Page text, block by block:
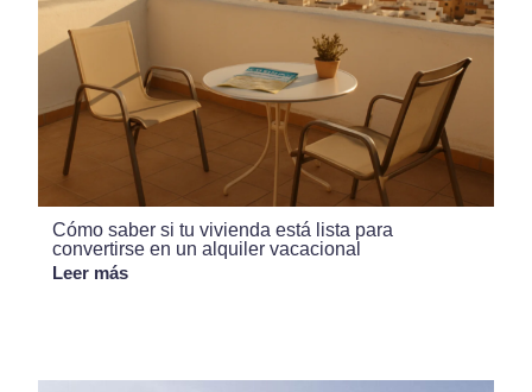
Cómo saber si tu vivienda está lista para
convertirse en un alquiler vacacional
Leer más